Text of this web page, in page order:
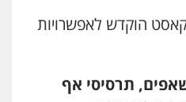
הוקדש לאפשרויות
תרסיסי אף